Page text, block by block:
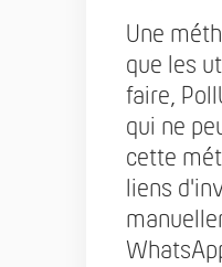
Une
que les
faire,
qui ne
cette
liens